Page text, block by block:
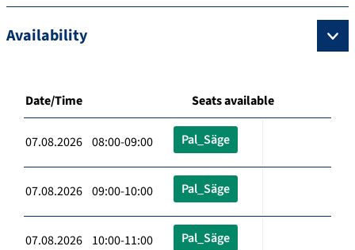
Availability
Date/Time Seats available
07.08.2026 08:00-09:00 Pal_Säge
07.08.2026 09:00-10:00 Pal_Säge
07.08.2026 10:00-11:00 Pal_Säge